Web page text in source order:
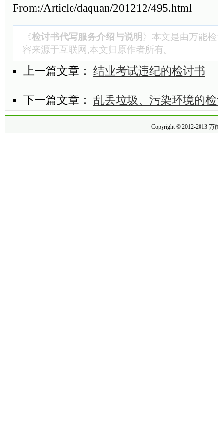
From:/Article/daquan/201212/495.html
《检讨书代写服务介绍与说明 》本文是由万能
容来源于互联网,本文归原作者所有。
上一篇文章： 结业考试违纪的检讨书
下一篇文章： 乱丢垃圾、污染环境的
Copyright © 2012-2013 万